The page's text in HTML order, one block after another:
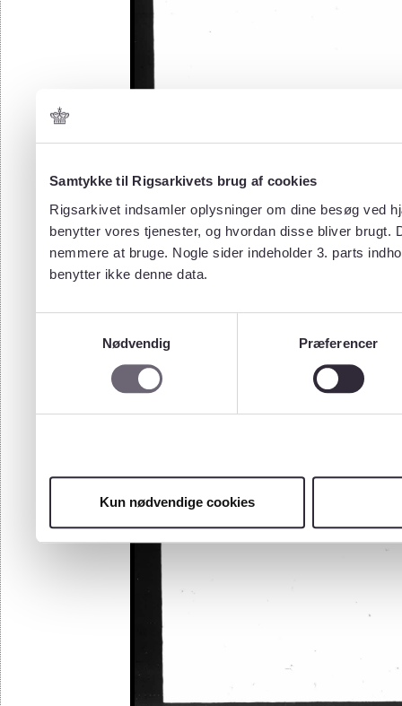
Samtykke til Rigsarkivets brug af cookies
Rigsarkivet indsamler oplysninger om dine besøg ved
benytter vores tjenester, og hvordan disse bliver
nemmere at bruge. Nogle sider indeholder 3. parts
benytter ikke denne data.
Nødvendig
Præferencer
Kun nødvendige cookies